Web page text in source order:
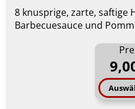
8 knusprige, zarte, saftige
Barbecuesauce und